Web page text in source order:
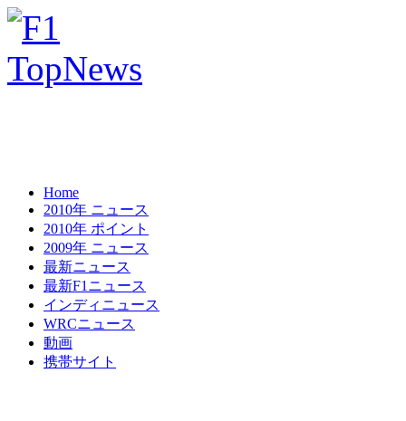
Home
2010年 ニュース
2010年 ポイント
2009年 ニュース
最新ニュース
最新F1ニュース
インディニュース
WRCニュース
動画
携帯サイト